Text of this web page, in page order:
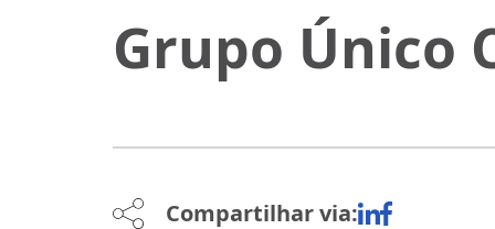
Grupo Único
Compartilhar via: